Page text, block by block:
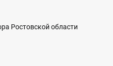
Ростовской области